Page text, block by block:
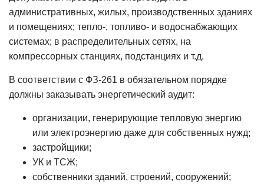
административных, жилых, производственных зданиях
и помещениях; тепло-, топливо- и водоснабжающих
системах; в распределительных сетях, на
компрессорных станциях, подстанциях и т.д.
В соответствии с ФЗ-261 в обязательном порядке
должны заказывать энергетический аудит:
организации, генерирующие тепловую энергию
или электроэнергию даже для собственных нужд;
застройщики;
УК и ТСЖ;
собственники зданий, строений, сооружений;